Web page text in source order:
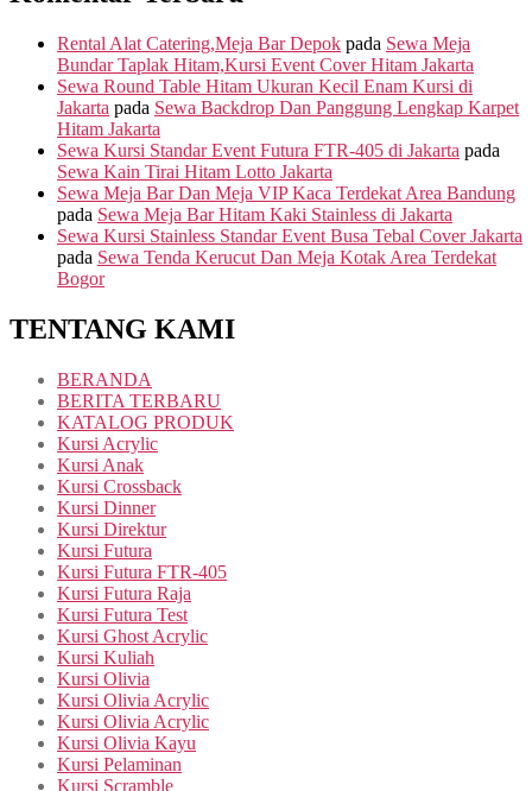
Rental Alat Catering,Meja Bar Depok pada Sewa Meja
Bundar Taplak Hitam,Kursi Event Cover Hitam Jakarta
Sewa Round Table Hitam Ukuran Kecil Enam Kursi di
Jakarta pada Sewa Backdrop Dan Panggung Lengkap Karpet
Hitam Jakarta
Sewa Kursi Standar Event Futura FTR-405 di Jakarta pada
Sewa Kain Tirai Hitam Lotto Jakarta
Sewa Meja Bar Dan Meja VIP Kaca Terdekat Area Bandung
pada Sewa Meja Bar Hitam Kaki Stainless di Jakarta
Sewa Kursi Stainless Standar Event Busa Tebal Cover Jakarta
pada Sewa Tenda Kerucut Dan Meja Kotak Area Terdekat
Bogor
TENTANG KAMI
BERANDA
BERITA TERBARU
KATALOG PRODUK
Kursi Acrylic
Kursi Anak
Kursi Crossback
Kursi Dinner
Kursi Direktur
Kursi Futura
Kursi Futura FTR-405
Kursi Futura Raja
Kursi Futura Test
Kursi Ghost Acrylic
Kursi Kuliah
Kursi Olivia
Kursi Olivia Acrylic
Kursi Olivia Acrylic
Kursi Olivia Kayu
Kursi Pelaminan
Kursi Scramble